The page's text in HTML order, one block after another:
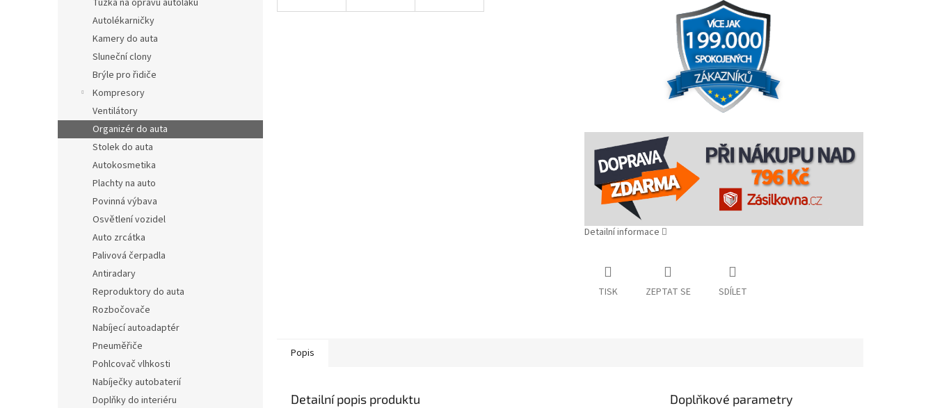
Tužka na opravu autolaku
Autolékarničky
Kamery do auta
Sluneční clony
Brýle pro řidiče
Kompresory
Ventilátory
Organizér do auta
Stolek do auta
Autokosmetika
Plachty na auto
Povinná výbava
Osvětlení vozidel
Auto zrcátka
Palivová čerpadla
Antiradary
Reproduktory do auta
Rozbočovače
Nabíjecí autoadaptér
Pneuměřiče
Pohlcovač vlhkosti
Nabíječky autobaterií
Doplňky do interiéru
Detailní informace
TISK ZEPTAT SE SDÍLET
Popis
Detailní popis produktu Doplňkové parametry